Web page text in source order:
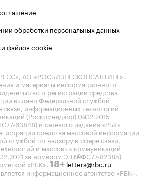
обработки персональных данных
файлов cookie
АО «РОСБИЗНЕСКОНСАЛТИНГ»,
и материалы информационного
о регистрации средства
выдано Федеральной службой
связи, информационных технологий
(Роскомнадзор) 09.12.2015
63848) и сетевого издания «РБК»
средства массовой информации
службой по надзору в сфере связи,
и массовых коммуникаций
за номером ЭЛ №ФС77-82385)
«РБК». 18+ letters@rbc.ru
информационное агентство «РБК».